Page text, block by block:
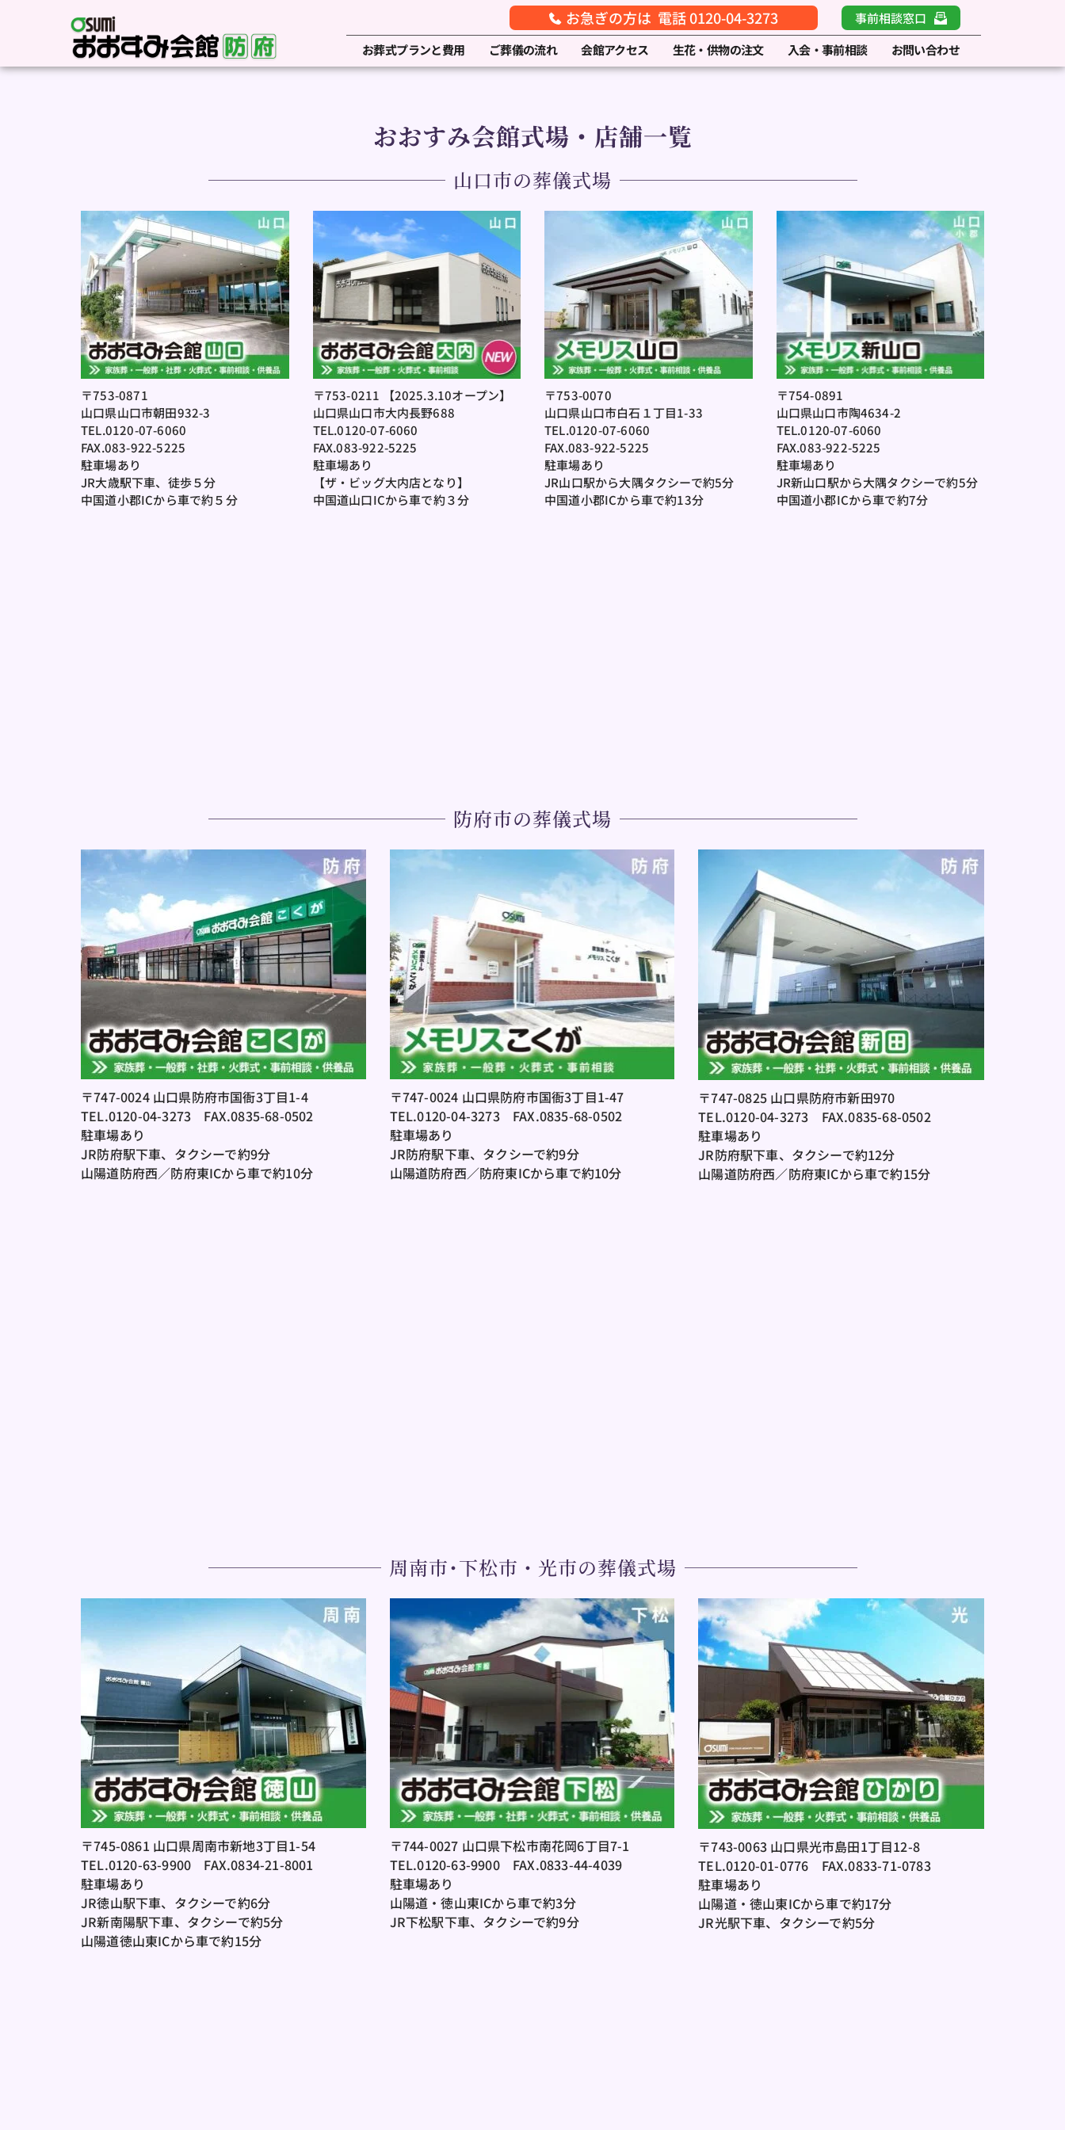
お急ぎの方は 電話 0120-04-3273
事前相談窓口
お葬式プランと費用
ご葬儀の流れ 会館アクセス 生花・供物の注文 入会・事前相談 お問い合わせ
おおすみ会館式場・店舗一覧
山口市の葬儀式場
〒753-0871
山口県山口市朝田932-3
TEL.0120-07-6060
FAX.083-922-5225
駐車場あり
JR大歳駅下車、徒歩５分
中国道小郡ICから車で約５分
〒753-0211 【2025.3.10オープン】
山口県山口市大内長野688
TEL.0120-07-6060
FAX.083-922-5225
駐車場あり
【ザ・ビッグ大内店となり】
中国道山口ICから車で約３分
〒753-0070
山口県山口市白石１丁目1-33
TEL.0120-07-6060
FAX.083-922-5225
駐車場あり
JR山口駅から大隅タクシーで約5分
中国道小郡ICから車で約13分
〒754-0891
山口県山口市陶4634-2
TEL.0120-07-6060
FAX.083-922-5225
駐車場あり
JR新山口駅から大隅タクシーで約5分
中国道小郡ICから車で約7分
防府市の葬儀式場
〒747-0024 山口県防府市国衙3丁目1-4
TEL.0120-04-3273 FAX.0835-68-0502
駐車場あり
JR防府駅下車、タクシーで約9分
山陽道防府西／防府東ICから車で約10分
〒747-0024 山口県防府市国衙3丁目1-47
TEL.0120-04-3273 FAX.0835-68-0502
駐車場あり
JR防府駅下車、タクシーで約9分
山陽道防府西／防府東ICから車で約10分
〒747-0825 山口県防府市新田970
TEL.0120-04-3273 FAX.0835-68-0502
駐車場あり
JR防府駅下車、タクシーで約12分
山陽道防府西／防府東ICから車で約15分
周南市･下松市・光市の葬儀式場
〒745-0861 山口県周南市新地3丁目1-54
TEL.0120-63-9900 FAX.0834-21-8001
駐車場あり
JR徳山駅下車、タクシーで約6分
JR新南陽駅下車、タクシーで約5分
山陽道徳山東ICから車で約15分
〒744-0027 山口県下松市南花岡6丁目7-1
TEL.0120-63-9900 FAX.0833-44-4039
駐車場あり
山陽道・徳山東ICから車で約3分
JR下松駅下車、タクシーで約9分
〒743-0063 山口県光市島田1丁目12-8
TEL.0120-01-0776 FAX.0833-71-0783
駐車場あり
山陽道・徳山東ICから車で約17分
JR光駅下車、タクシーで約5分